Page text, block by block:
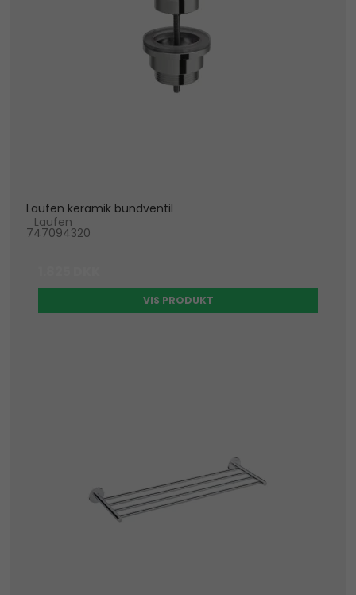
Laufen keramik bundventil
Laufen
747094320
VIS PRODUKT